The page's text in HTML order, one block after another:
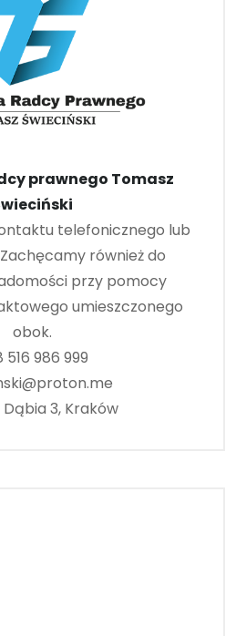
prawnego Tomasz
telefonicznego lub
również do
przy pomocy
umieszczonego
obok.
516 986 999
3, Kraków